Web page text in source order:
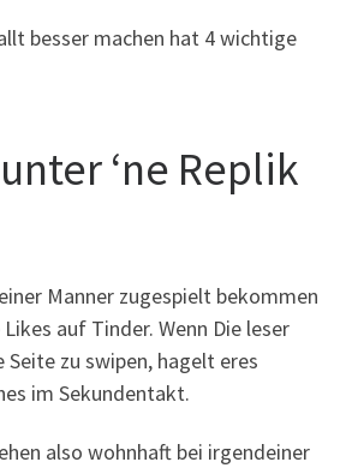
besser machen hat 4 wichtige
‘ne Replik
Manner zugespielt bekommen
auf Tinder. Wenn Die leser
Seite zu swipen, hagelt eres
im Sekundentakt.
also wohnhaft bei irgendeiner